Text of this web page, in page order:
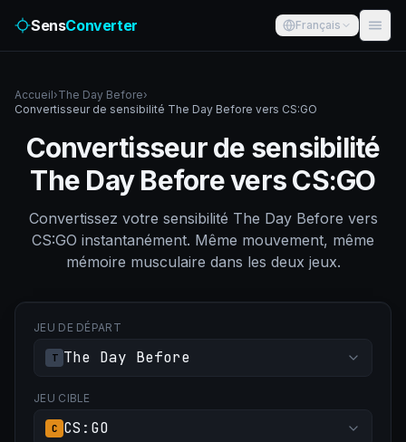
SensConverter Français
Accueil›The Day Before›
Convertisseur de sensibilité The Day Before vers CS:GO
Convertisseur de sensibilité
The Day Before vers CS:GO
Convertissez votre sensibilité The Day Before vers
CS:GO instantanément. Même mouvement, même
mémoire musculaire dans les deux jeux.
JEU DE DÉPART
T The Day Before
JEU CIBLE
C CS:GO